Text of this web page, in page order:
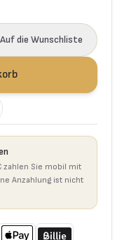
Auf die Wunschliste
zahlen Sie mobil mit
Anzahlung ist nicht